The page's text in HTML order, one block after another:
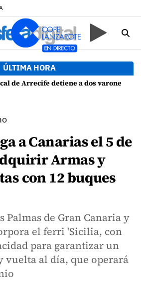
ÚLTIMA HORA
detiene a dos varones por altercado y amenazas con arma blanca
a Canarias el 5 de
Armas y
con 12 buques
Palmas de Gran Canaria y
el ferri 'Sicilia, con
para garantizar un
vuelta al día, que operará